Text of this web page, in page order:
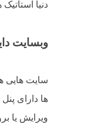
دنیا
وبسایت
سایت هایی
ها دارای
ویرایش یا